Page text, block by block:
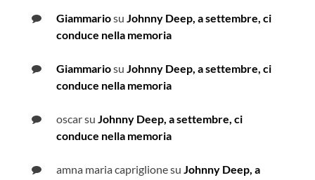
Giammariosu Johnny Deep, a settembre, ci
conduce nella memoria
Giammariosu Johnny Deep, a settembre, ci
conduce nella memoria
oscarsu Johnny Deep, a settembre, ci
conduce nella memoria
amna maria capriglionesu Johnny Deep, a